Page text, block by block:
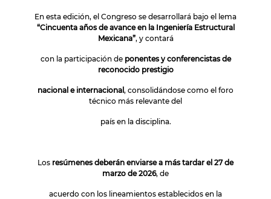
En esta edición, el Congreso se desarrollará bajo el lema
“Cincuenta años de avance en la Ingeniería Estructural
Mexicana”, y contará
con la participación de ponentes y conferencistas de
reconocido prestigio
nacional e internacional, consolidándose como el foro
técnico más relevante del
país en la disciplina.
Los resúmenes deberán enviarse a más tardar el 27 de
marzo de 2026, de
acuerdo con los lineamientos establecidos en la